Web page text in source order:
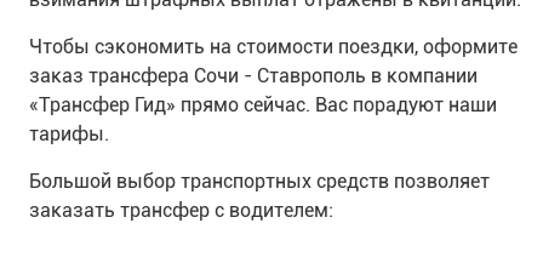
Чтобы сэкономить на стоимости поездки, оформите
заказ трансфера Сочи - Ставрополь в компании
«Трансфер Гид» прямо сейчас. Вас порадуют наши
тарифы.
Большой выбор транспортных средств позволяет
заказать трансфер с водителем: